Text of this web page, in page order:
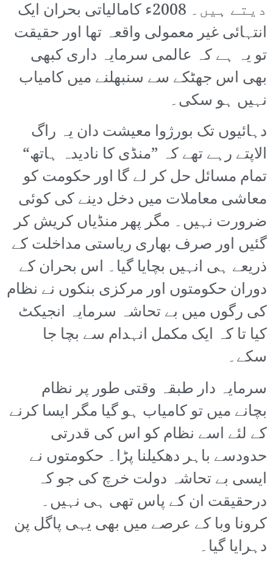
دیتے ہیں۔ 2008ء کامالیاتی بحران ایک
انتہائی غیر معمولی واقعہ تھا اور حقیقت
تو یہ ہے کہ عالمی سرمایہ داری کبھی
بھی اس جھٹکے سے سنبھلنے میں کامیاب
نہیں ہو سکی۔
دہائیوں تک بورژوا معیشت دان یہ راگ
الاپتے رہے تھے کہ ”منڈی کا نادیدہ ہاتھ“
تمام مسائل حل کر لے گا اور حکومت کو
معاشی معاملات میں دخل دینے کی کوئی
ضرورت نہیں۔ مگر پھر منڈیاں کریش کر
گئیں اور صرف بھاری ریاستی مداخلت کے
ذریعے ہی انہیں بچایا گیا۔ اس بحران کے
دوران حکومتوں اور مرکزی بنکوں نے نظام
کی رگوں میں بے تحاشہ سرمایہ انجیکٹ
کیا تا کہ ایک مکمل انہدام سے بچا جا
سکے۔
سرمایہ دار طبقہ وقتی طور پر نظام
بچانے میں تو کامیاب ہو گیا مگر ایسا کرنے
کے لئے اسے نظام کو اس کی قدرتی
حدودسے باہر دھکیلنا پڑا۔ حکومتوں نے
ایسی بے تحاشہ دولت خرچ کی جو کہ
درحقیقت ان کے پاس تھی ہی نہیں۔
کرونا وبا کے عرصے میں بھی یہی پاگل پن
دہرایا گیا۔